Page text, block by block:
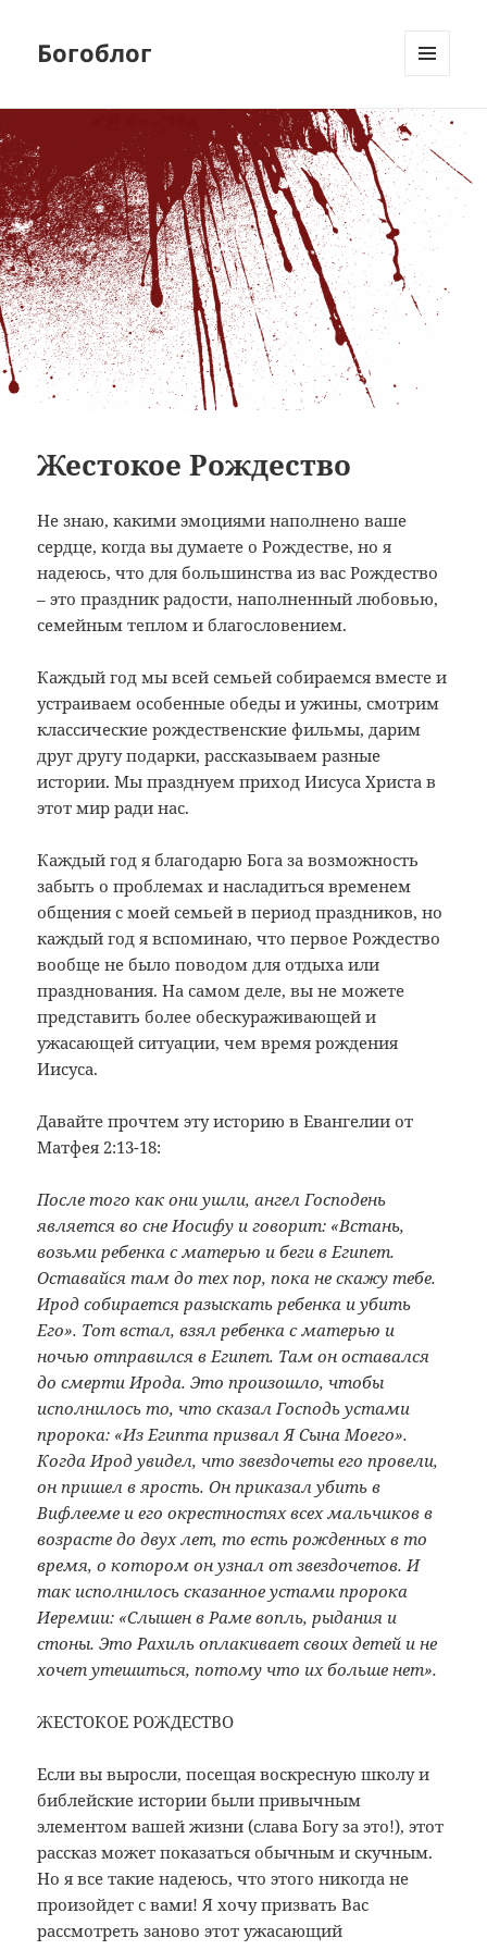
Богоблог
ВИДЖЕТЫ
Жестокое Рождество
Не знаю, какими эмоциями наполнено ваше
сердце, когда вы думаете о Рождестве, но я
надеюсь, что для большинства из вас Рождество
– это праздник радости, наполненный любовью,
семейным теплом и благословением.
Каждый год мы всей семьей собираемся вместе и
устраиваем особенные обеды и ужины, смотрим
классические рождественские фильмы, дарим
друг другу подарки, рассказываем разные
истории. Мы празднуем приход Иисуса Христа в
этот мир ради нас.
Каждый год я благодарю Бога за возможность
забыть о проблемах и насладиться временем
общения с моей семьей в период праздников, но
каждый год я вспоминаю, что первое Рождество
вообще не было поводом для отдыха или
празднования. На самом деле, вы не можете
представить более обескураживающей и
ужасающей ситуации, чем время рождения
Иисуса.
Давайте прочтем эту историю в Евангелии от
Матфея 2:13-18:
После того как они ушли, ангел Господень
является во сне Иосифу и говорит: «Встань,
возьми ребенка с матерью и беги в Египет.
Оставайся там до тех пор, пока не скажу тебе.
Ирод собирается разыскать ребенка и убить
Его». Тот встал, взял ребенка с матерью и
ночью отправился в Египет. Там он оставался
до смерти Ирода. Это произошло, чтобы
исполнилось то, что сказал Господь устами
пророка: «Из Египта призвал Я Сына Моего».
Когда Ирод увидел, что звездочеты его провели,
он пришел в ярость. Он приказал убить в
Вифлееме и его окрестностях всех мальчиков в
возрасте до двух лет, то есть рожденных в то
время, о котором он узнал от звездочетов. И
так исполнилось сказанное устами пророка
Иеремии: «Слышен в Раме вопль, рыдания и
стоны. Это Рахиль оплакивает своих детей и не
хочет утешиться, потому что их больше нет».
ЖЕСТОКОЕ РОЖДЕСТВО
Если вы выросли, посещая воскресную школу и
библейские истории были привычным
элементом вашей жизни (слава Богу за это!), этот
рассказ может показаться обычным и скучным.
Но я все такие надеюсь, что этого никогда не
произойдет с вами! Я хочу призвать Вас
рассмотреть заново этот ужасающий